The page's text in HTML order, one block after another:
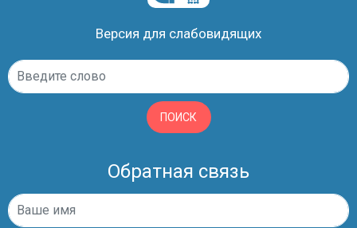
Версия для слабовидящих
ПОИСК
Обратная связь